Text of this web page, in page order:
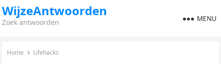
WijzeAntwoorden
Zoek antwoorden MENU
Home Lifehacks